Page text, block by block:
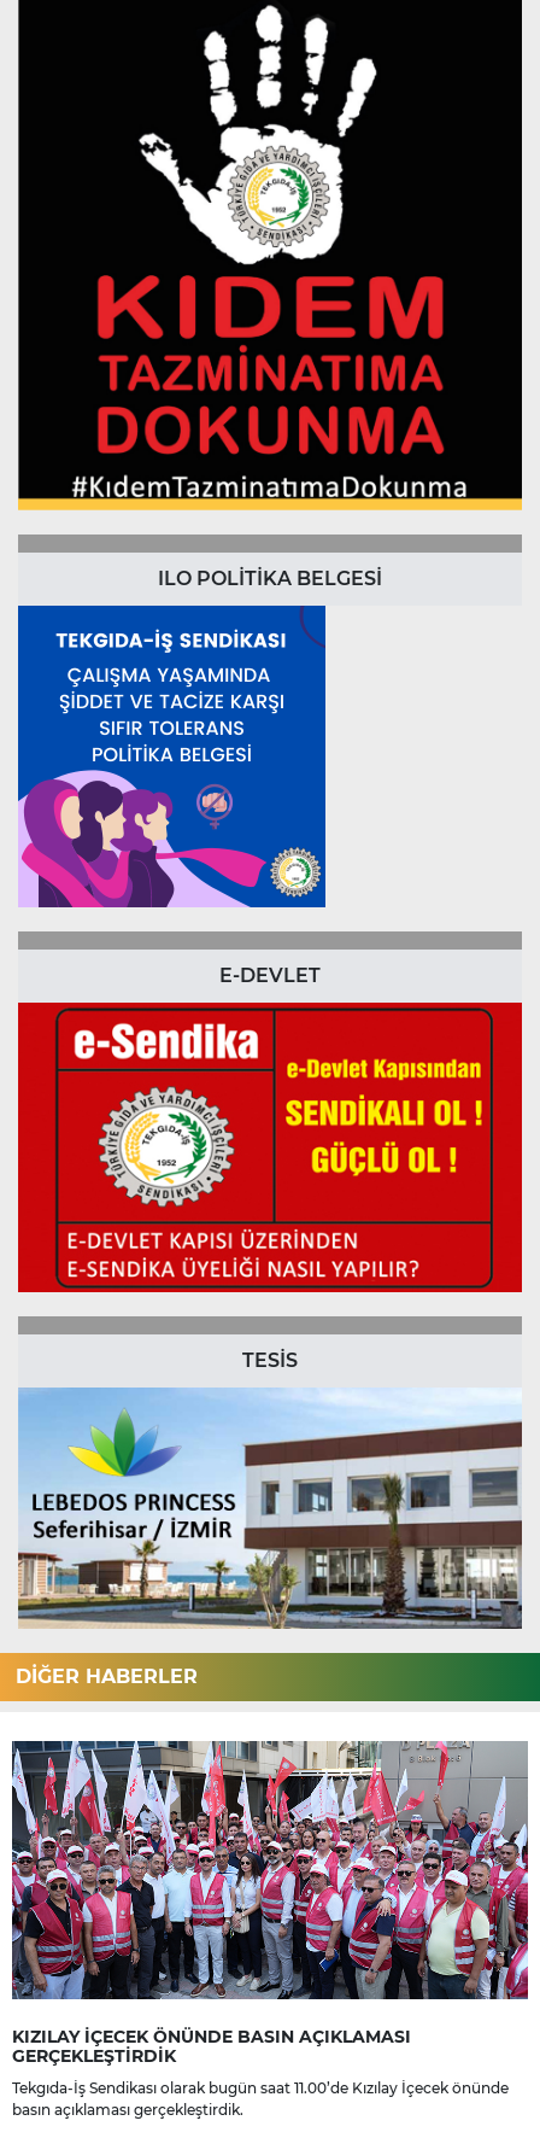
ILO POLİTİKA BELGESİ
E-DEVLET
TESİS
DİĞER HABERLER
KIZILAY İÇECEK ÖNÜNDE BASIN AÇIKLAMASI
GERÇEKLEŞTİRDİK
Tekgıda-İş Sendikası olarak bugün saat 11.00’de Kızılay İçecek önünde
basın açıklaması gerçekleştirdik.